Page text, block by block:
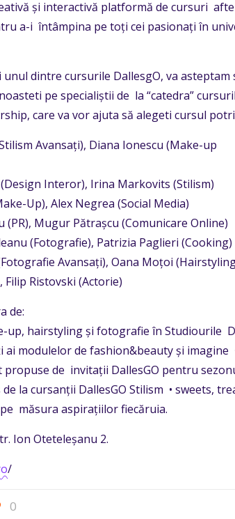
și interactivă platformă de cursuri
a-i întâmpina pe toți cei pasionați în
dintre cursurile DallesgO, va
pe specialiștii de la “catedra”
care va vor ajuta să alegeti cursul
Avansați), Diana Ionescu (Make-up
Interor), Irina Markovits (Stilism)
Up), Alex Negrea (Social Media)
(PR), Mugur Pătrașcu (Comunicare Online)
(Fotografie), Patrizia Paglieri (Cooking)
Avansați), Oana Moțoi
Filip Ristovski (Actorie)
de:
up, hairstyling și fotografie în Studiourile
modulelor de fashion&beauty și imagine
propuse de invitații DallesGO pentru
de la cursanții DallesGO Stilism • sweets,
măsura aspirațiilor fiecăruia.
Ion Oteteleșanu 2.
/
0